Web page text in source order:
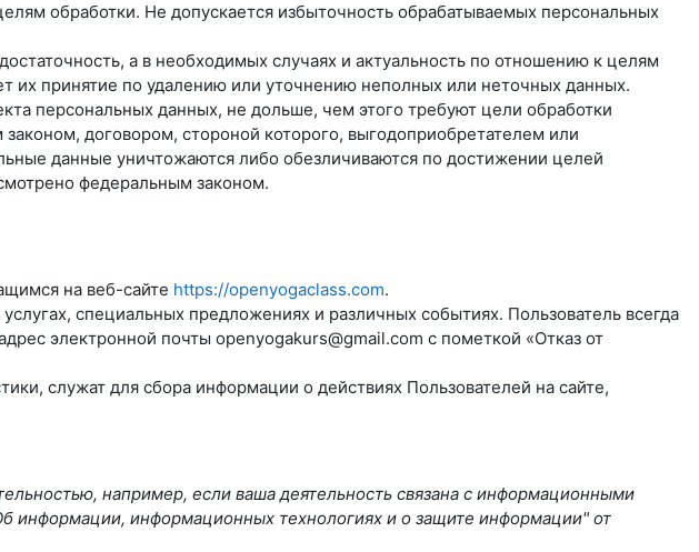
обработки. Не допускается избыточность обрабатываемых персональных
а в необходимых случаях и актуальность по отношению к целям
принятие по удалению или уточнению неполных или неточных данных.
персональных данных, не дольше, чем этого требуют цели обработки
договором, стороной которого, выгодоприобретателем или
данные уничтожаются либо обезличиваются по достижении целей
федеральным законом.
на веб-сайте https://openyogaclass.com.
специальных предложениях и различных событиях. Пользователь всегда
электронной почты openyogakurs@gmail.com с пометкой «Отказ от
служат для сбора информации о действиях Пользователей на сайте,
например, если ваша деятельность связана с информационными
информации, информационных технологиях и о защите информации" от